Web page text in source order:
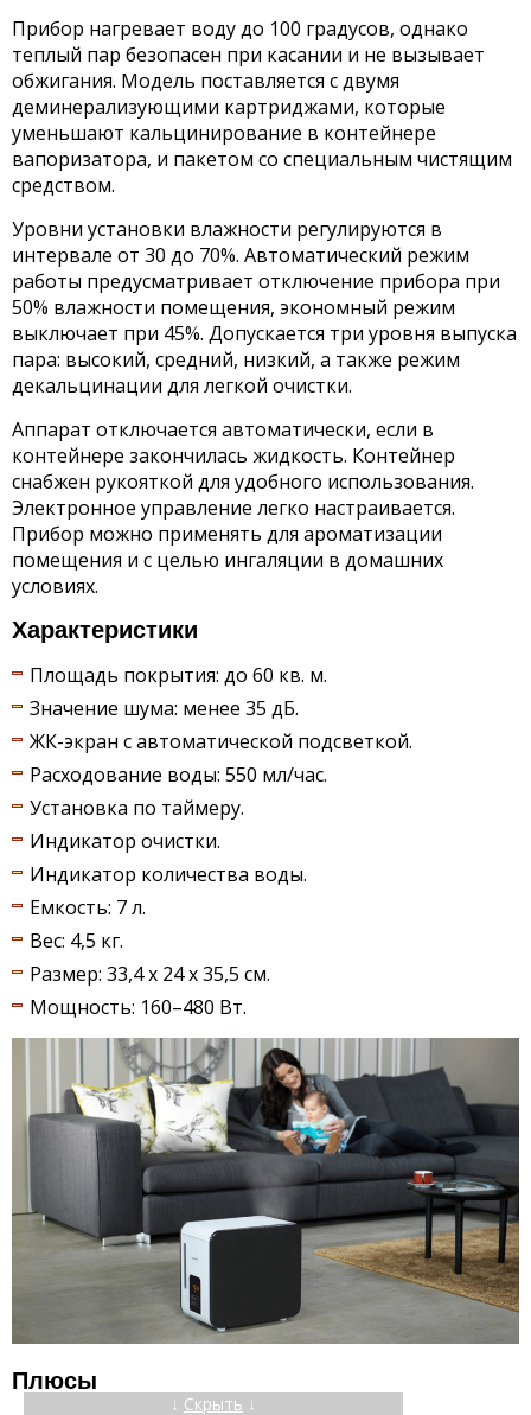
Прибор нагревает воду до 100 градусов, однако
теплый пар безопасен при касании и не вызывает
обжигания. Модель поставляется с двумя
деминерализующими картриджами, которые
уменьшают кальцинирование в контейнере
вапоризатора, и пакетом со специальным чистящим
средством.
Уровни установки влажности регулируются в
интервале от 30 до 70%. Автоматический режим
работы предусматривает отключение прибора при
50% влажности помещения, экономный режим
выключает при 45%. Допускается три уровня выпуска
пара: высокий, средний, низкий, а также режим
декальцинации для легкой очистки.
Аппарат отключается автоматически, если в
контейнере закончилась жидкость. Контейнер
снабжен рукояткой для удобного использования.
Электронное управление легко настраивается.
Прибор можно применять для ароматизации
помещения и с целью ингаляции в домашних
условиях.
Характеристики
Площадь покрытия: до 60 кв. м.
Значение шума: менее 35 дБ.
ЖК-экран с автоматической подсветкой.
Расходование воды: 550 мл/час.
Установка по таймеру.
Индикатор очистки.
Индикатор количества воды.
Емкость: 7 л.
Вес: 4,5 кг.
Размер: 33,4 х 24 х 35,5 см.
Мощность: 160–480 Вт.
Плюсы
↓ Скрыть ↓